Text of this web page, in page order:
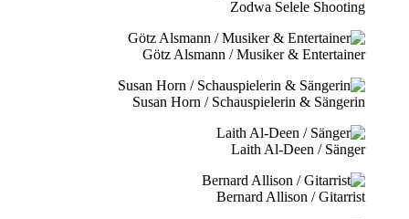
Zodwa Selele Shooting
Götz Alsmann / Musiker & Entertainer
Susan Horn / Schauspielerin & Sängerin
Laith Al-Deen / Sänger
Bernard Allison / Gitarrist